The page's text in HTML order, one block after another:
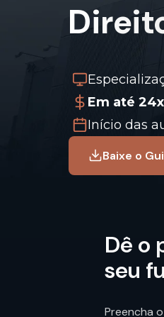
Em até 24x
Início das
Baixe o
Dê o
seu
Preencha